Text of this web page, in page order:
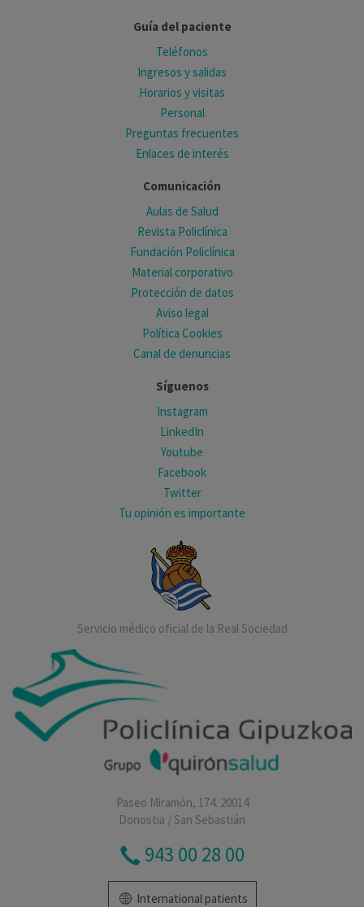
Guía del paciente
Teléfonos
Ingresos y salidas
Horarios y visitas
Personal
Preguntas frecuentes
Enlaces de interés
Comunicación
Aulas de Salud
Revista Policlínica
Fundación Policlínica
Material corporativo
Protección de datos
Aviso legal
Política Cookies
Canal de denuncias
Síguenos
Instagram
LinkedIn
Youtube
Facebook
Twitter
Tu opinión es importante
Servicio médico oficial de la Real Sociedad
Paseo Miramón, 174. 20014
Donostia / San Sebastián
943 00 28 00
International patients